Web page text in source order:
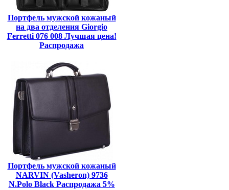
Портфель мужской кожаный
на два отделения Giorgio
Ferretti 076 008 Лучшая цена!
Распродажа
Портфель мужской кожаный
NARVIN (Vasheron) 9736
N.Polo Black Распродажа 5%